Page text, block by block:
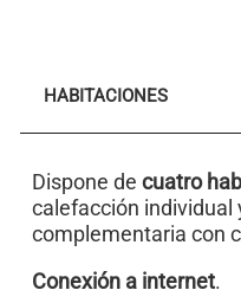
HABITACIONES
Dispone de cuatro
calefacción individual
complementaria con
Conexión a internet.